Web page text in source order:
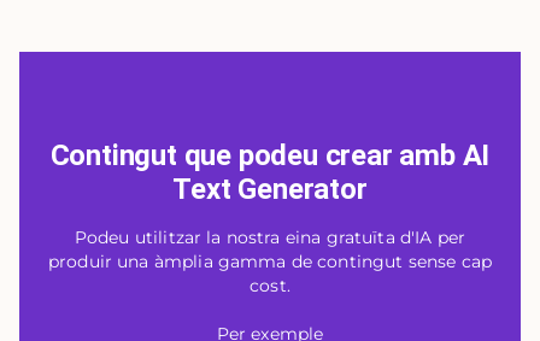
Contingut que podeu crear amb AI
Text Generator
Podeu utilitzar la nostra eina gratuïta d'IA per
produir una àmplia gamma de contingut sense cap
cost.
Per exemple